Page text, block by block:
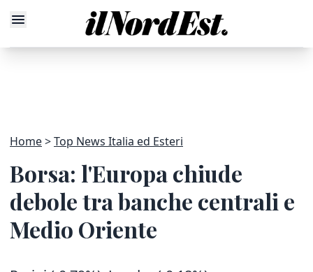
Home Top News Italia ed Esteri
Borsa: l'Europa chiude
debole tra banche centrali e
Medio Oriente